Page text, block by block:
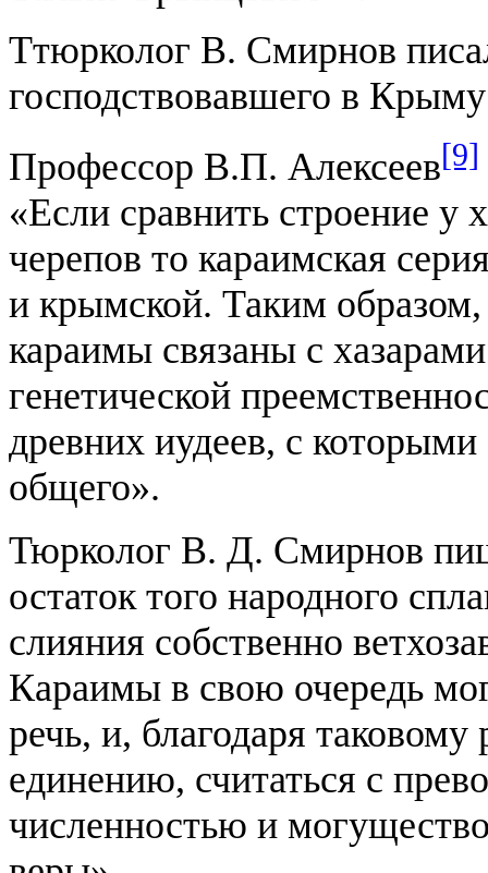
Ттюрколог В. Смирнов
господствовавшего в
Профессор В.П. Алексеев[9]
«Если сравнить строение у
черепов то караимская
и крымской. Таким
караимы связаны с
генетической
древних иудеев, с
общего».
Тюрколог В. Д. Смирнов
остаток того народного
слияния собственно
Караимы в свою очередь
речь, и, благодаря
единению, считаться с
численностью и